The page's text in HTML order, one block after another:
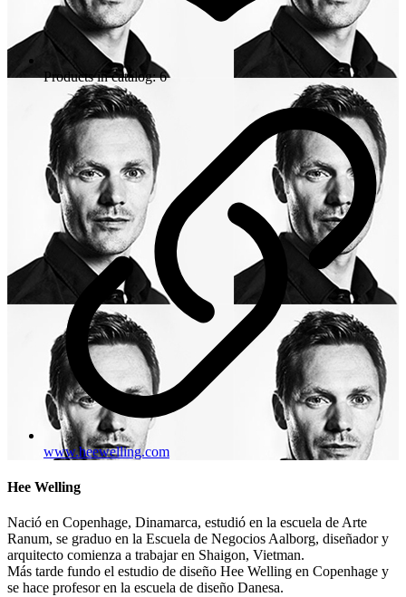
Products in catalog: 6
www.heewelling.com
Hee Welling
Nació en Copenhage, Dinamarca, estudió en la escuela de Arte
Ranum, se graduo en la Escuela de Negocios Aalborg, diseñador y
arquitecto comienza a trabajar en Shaigon, Vietman.
Más tarde fundo el estudio de diseño Hee Welling en Copenhage y
se hace profesor en la escuela de diseño Danesa.